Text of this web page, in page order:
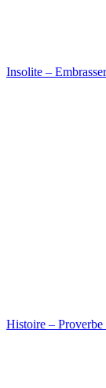
Insolite –
Histoire – Proverbe